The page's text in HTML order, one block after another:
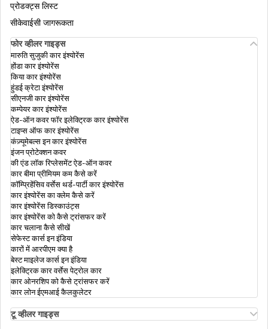
कार इंश्योरेंस क्लेम के खारिज होने के कारण
बंपर टू बंपर कार इंश्योरेंस
कार इंश्योरेंस टिप्स
कार इंश्योरेंस डिडक्टिबल
भारत में कार इंश्योरेंस के प्रकार
क्यों आपको अपनी वाहन की बढ़ी हुई IDV वैल्यू चुनना
चाहिए ?
प्रोडक्ट्स लिस्ट
सीकेवाईसी जागरूकता
फोर व्हीलर गाइड्स
मारुति सुजुकी कार इंश्योरेंस
होंडा कार इंश्योरेंस
किया कार इंश्योरेंस
हुंडई क्रेटा इंश्योरेंस
सीएनजी कार इंश्योरेंस
कम्पेयर कार इंश्योरेंस
ऐड-ऑन कवर फॉर इलेक्ट्रिक कार इंश्योरेंस
टाइप्स ऑफ कार इंश्योरेंस
कंज़्यूमेबल्स इन कार इंश्योरेंस
इंजन प्रोटेक्शन कवर
की एंड लॉक रिप्लेसमेंट ऐड-ऑन कवर
कार बीमा प्रीमियम कम कैसे करें
कॉम्प्रिहेंसिव वर्सेस थर्ड-पार्टी कार इंश्योरेंस
कार इंश्योरेंस का क्लेम कैसे करें
कार इंश्योरेंस डिस्काउंट्स
कार इंश्योरेंस को कैसे ट्रांसफर करें
कार चलाना कैसे सीखें
सेफेस्ट कार्स इन इंडिया
कारों में आरपीएम क्या है
बेस्ट माइलेज कार्स इन इंडिया
इलेक्ट्रिक कार वर्सेस पेट्रोल कार
कार ओनरशिप को कैसे ट्रांसफर करें
कार लोन ईएमआई कैलकुलेटर
टू व्हीलर गाइड्स